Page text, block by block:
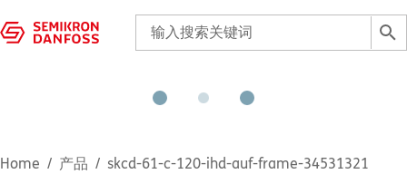
Home 产品 skcd-61-c-120-ihd-auf-frame-34531321